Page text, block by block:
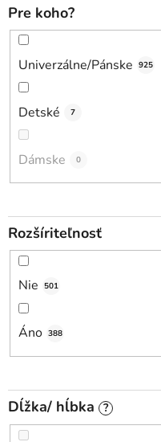
Pre koho?
Univerzálne/Pánske 925
Detské 7
Dámske 0
Rozšíriteľnosť
Nie 501
Áno 388
Dĺžka/ hĺbka ?